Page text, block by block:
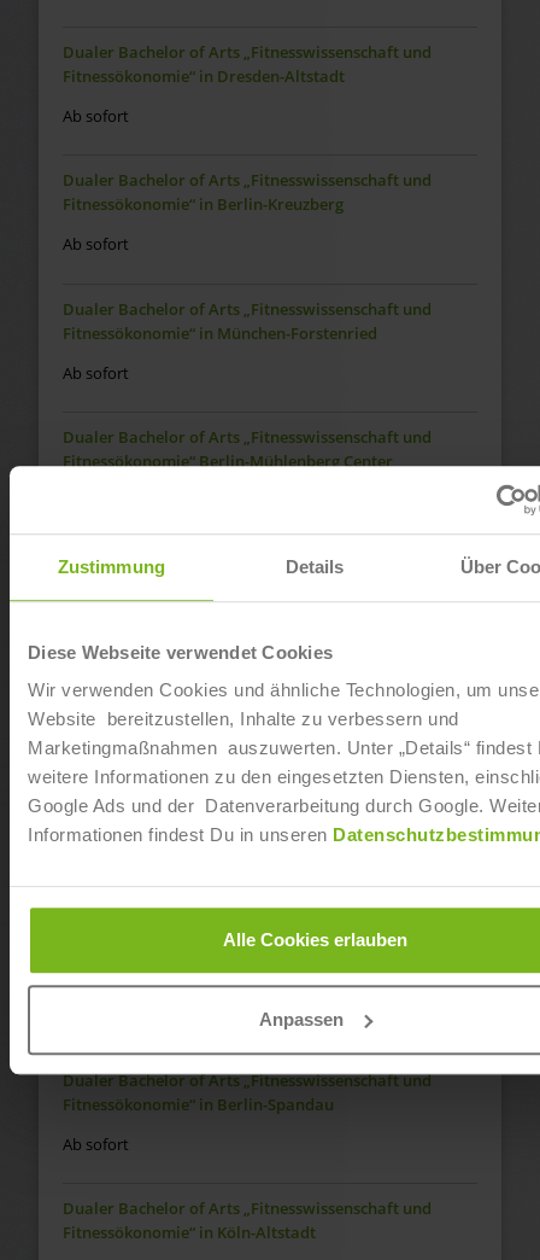
Zustimmung Details Über
Diese Webseite verwendet Cookies
Wir verwenden Cookies und ähnliche Technologien, um
Website bereitzustellen, Inhalte zu verbessern und
Marketingmaßnahmen auszuwerten. Unter „Details“ findest
weitere Informationen zu den eingesetzten Diensten,
Google Ads und der Datenverarbeitung durch Google.
Informationen findest Du in unseren
Alle Cookies erlauben
Anpassen
Dualer Bachelor of Arts „Fitnesswissenschaft und
Fitnessökonomie“ in Dresden-Altstadt
Ab sofort
Dualer Bachelor of Arts „Fitnesswissenschaft und
Fitnessökonomie“ in Berlin-Kreuzberg
Ab sofort
Dualer Bachelor of Arts „Fitnesswissenschaft und
Fitnessökonomie“ in München-Forstenried
Ab sofort
Dualer Bachelor of Arts „Fitnesswissenschaft und
Fitnessökonomie“ Berlin-Mühlenberg Center
Dualer Bachelor of Arts „Fitnesswissenschaft und
Dualer Bachelor of Arts „Fitnesswissenschaft und
Fitnessökonomie“ in Dresden-Seidnitz
Ab sofort
Dualer Bachelor of Arts „Fitnesswissenschaft und
Fitnessökonomie“ in Koblenz
Ab sofort
Dualer Bachelor of Arts „Fitnesswissenschaft und
Fitnessökonomie“ in Regensburg
Dualer Bachelor of Arts „Fitnesswissenschaft und
Fitnessökonomie“ in Berlin-Spandau
Ab sofort
Dualer Bachelor of Arts „Fitnesswissenschaft und
Fitnessökonomie“ in Köln-Altstadt